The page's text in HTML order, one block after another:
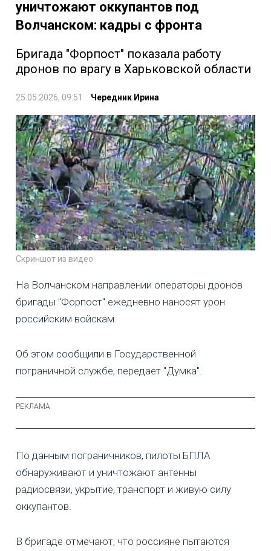
уничтожают оккупантов под
Волчанском: кадры с фронта
Бригада "Форпост" показала работу
дронов по врагу в Харьковской области
25.05.2026, 09:51 Чередник Ирина
Скриншот из видео
На Волчанском направлении операторы дронов
бригады "Форпост" ежедневно наносят урон
российским войскам.
Об этом сообщили в Государственной
пограничной службе, передает "Думка".
По данным пограничников, пилоты БПЛА
обнаруживают и уничтожают антенны
радиосвязи, укрытие, транспорт и живую силу
оккупантов.
В бригаде отмечают, что россияне пытаются